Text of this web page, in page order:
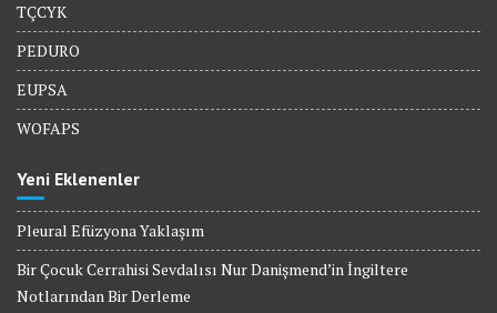
TÇCYK
PEDURO
EUPSA
WOFAPS
Yeni Eklenenler
Pleural Efüzyona Yaklaşım
Bir Çocuk Cerrahisi Sevdalısı Nur Danişmend’in İngiltere
Notlarından Bir Derleme